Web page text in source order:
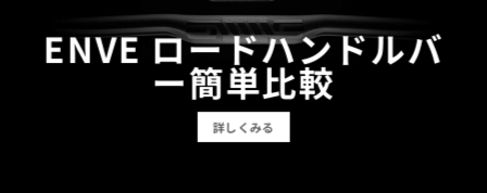
ENVE ロードハンドルバ
ー簡単比較
詳しくみる